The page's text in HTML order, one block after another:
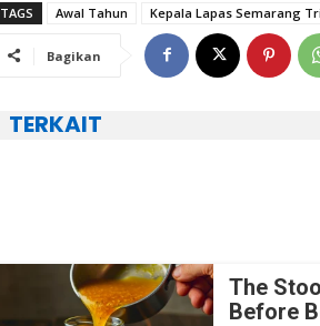
TAGS Awal Tahun Kepala Lapas Semarang
Bagikan
TERKAIT
The
Before